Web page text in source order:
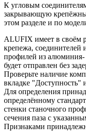
К угловым
закрывающую
этом разделе и по
ALUFIX имеет в своём
крепежа, соединителей
профилей из алюминия-
будет отправлен без
Проверьте наличие
вкладке "Доступность"
Для определения
определённому
стенки станочного
сечения паза с
Признаками